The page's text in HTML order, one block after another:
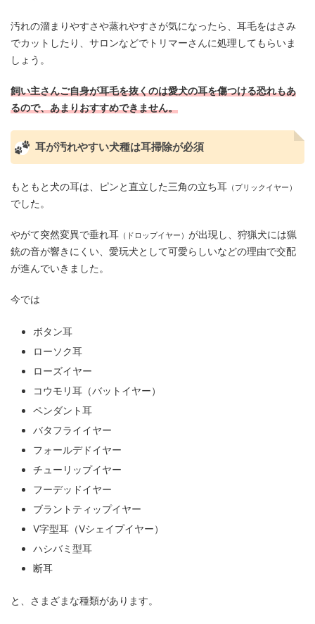
汚れの溜まりやすさや蒸れやすさが気になったら、耳毛をはさみ
でカットしたり、サロンなどでトリマーさんに処理してもらいま
しょう。
飼い主さんご自身が耳毛を抜くのは愛犬の耳を傷つける恐れもあ
るので、あまりおすすめできません。
耳が汚れやすい犬種は耳掃除が必須
もともと犬の耳は、ピンと直立した三角の立ち耳 （プリックイヤー）
でした。
やがて突然変異で垂れ耳 （ドロップイヤー） が出現し、狩猟犬には猟
銃の音が響きにくい、愛玩犬として可愛らしいなどの理由で交配
が進んでいきました。
今では
ボタン耳
ローソク耳
ローズイヤー
コウモリ耳（バットイヤー）
ペンダント耳
バタフライイヤー
フォールデドイヤー
チューリップイヤー
フーデッドイヤー
ブラントティップイヤー
V字型耳（Vシェイプイヤー）
ハシバミ型耳
断耳
と、さまざまな種類があります。